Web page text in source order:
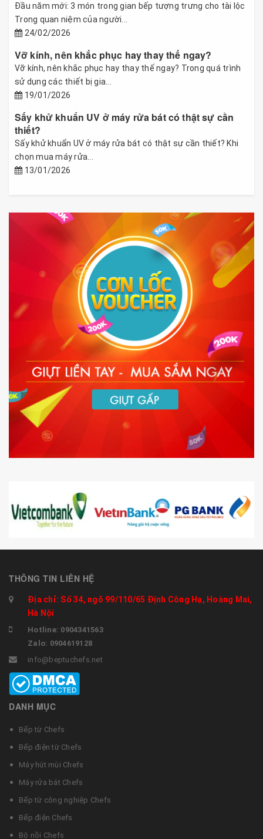
Đầu năm mới: 3 món trong gian bếp tượng trưng cho tài lộc
Trong quan niệm của người...
24/02/2026
Vỡ kính, nên khắc phục hay thay thế ngay?
Vỡ kính, nên khắc phục hay thay thế ngay? Trong quá trình
sử dụng các thiết bị gia...
19/01/2026
Sấy khử khuẩn UV ở máy rửa bát có thật sự cần
thiết?
Sấy khử khuẩn UV ở máy rửa bát có thật sự cần thiết? Khi
chọn mua máy rửa...
13/01/2026
THÔNG TIN LIÊN HỆ
Địa chỉ: Số 34, ngõ 99/110/65 Định Công Hạ, Hoàng Mai,
Hà Nội
Hotline: 0904341563
Zalo: 0904619128
info@beptuchefs.net
DANH MỤC
Bếp từ Chefs
Bếp điện từ Chefs
Máy hút mùi Chefs
Máy rửa bát Chefs
Bếp từ công nghiệp Chefs
Bếp điện Chefs
Bộ nồi Chefs